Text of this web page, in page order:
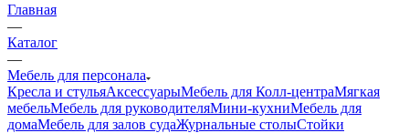
Главная
—
Каталог
—
Мебель для персонала
Кресла и стульяАксессуарыМебель для Колл-центраМягкая
мебельМебель для руководителяМини-кухниМебель для
домаМебель для залов судаЖурнальные столыСтойки